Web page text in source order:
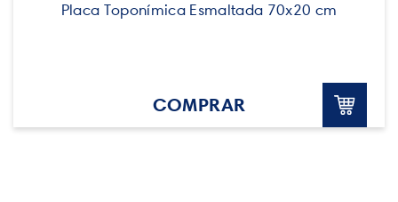
Placa Toponímica Esmaltada 70x20 cm
COMPRAR